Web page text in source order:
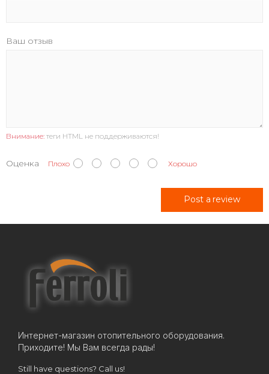
Ваш отзыв
Внимание: теги HTML не поддерживаются!
Оценка Плохо Хорошо
Post a review
Интернет-магазин отопительного оборудования.
Приходите! Мы Вам всегда рады!
Still have questions? Call us!